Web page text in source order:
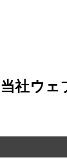
当社ウェ